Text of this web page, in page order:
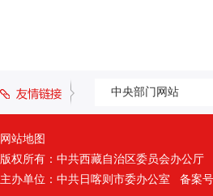
中央部门网站
网站地图
版权所有：中共西藏自治区委员会办公厅
主办单位：中共日喀则市委办公室 备案